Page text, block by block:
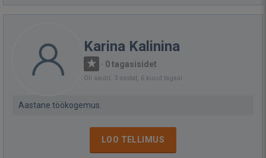
Karina Kalinina
· 0 tagasisidet
Oli saidil: 3 aastat, 6 kuud tagasi
Aastane töökogemus.
LOO TELLIMUS